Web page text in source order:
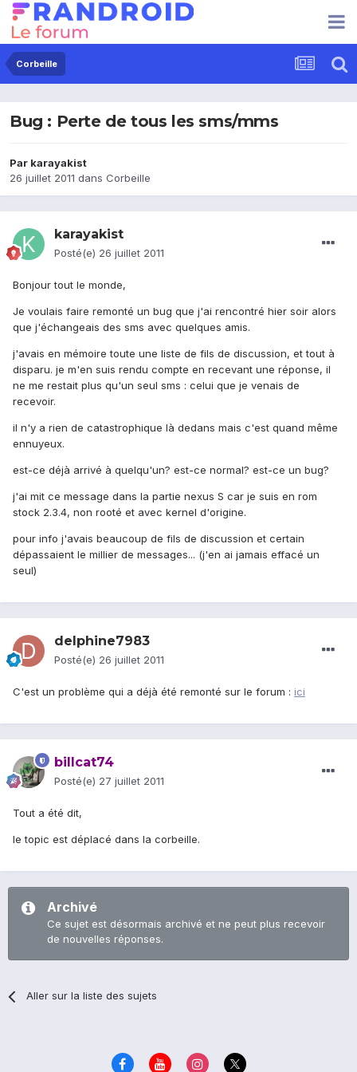
Corbeille
Bug : Perte de tous les sms/mms
Par karayakist
26 juillet 2011 dans Corbeille
karayakist
Posté(e) 26 juillet 2011
Bonjour tout le monde,
Je voulais faire remonté un bug que j'ai rencontré hier soir alors
que j'échangeais des sms avec quelques amis.
j'avais en mémoire toute une liste de fils de discussion, et tout à
disparu. je m'en suis rendu compte en recevant une réponse, il
ne me restait plus qu'un seul sms : celui que je venais de
recevoir.
il n'y a rien de catastrophique là dedans mais c'est quand même
ennuyeux.
est-ce déjà arrivé à quelqu'un? est-ce normal? est-ce un bug?
j'ai mit ce message dans la partie nexus S car je suis en rom
stock 2.3.4, non rooté et avec kernel d'origine.
pour info j'avais beaucoup de fils de discussion et certain
dépassaient le millier de messages... (j'en ai jamais effacé un
seul)
delphine7983
Posté(e) 26 juillet 2011
C'est un problème qui a déjà été remonté sur le forum : ici
billcat74
Posté(e) 27 juillet 2011
Tout a été dit,
le topic est déplacé dans la corbeille.
Archivé
Ce sujet est désormais archivé et ne peut plus recevoir
de nouvelles réponses.
Aller sur la liste des sujets